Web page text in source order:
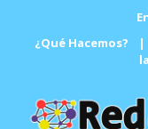
¿Qué Hacemos?
|